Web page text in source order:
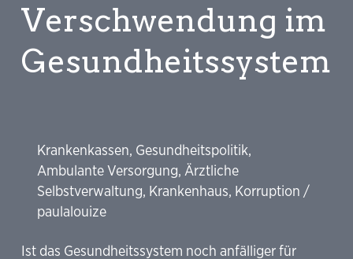
Verschwendung im
Gesundheitssystem
Krankenkassen, Gesundheitspolitik,
Ambulante Versorgung,Ärztliche
Selbstverwaltung, Krankenhaus, Korruption /
paulalouize
Ist das Gesundheitssystem noch anfälliger für